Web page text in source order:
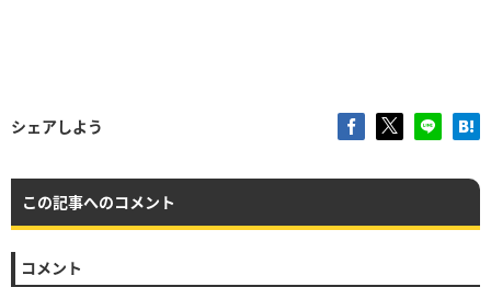
シェアしよう
この記事へのコメント
コメント